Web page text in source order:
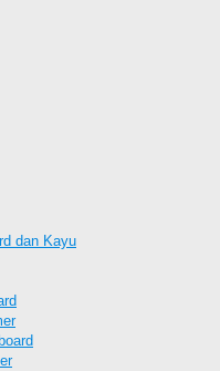
dan Kayu